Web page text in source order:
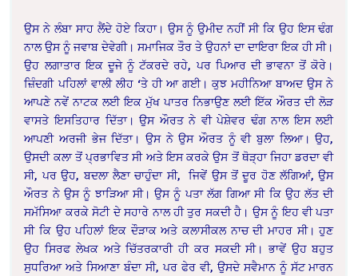
ਉਸ ਨੇ ਲੰਬਾ ਸਾਹ ਲੈਂਦੇ ਹੋਏ ਕਿਹਾ। ਉਸ ਨੂੰ ਉਮੀਦ ਨਹੀਂ ਸੀ ਕਿ ਉਹ ਇਸ ਢੰਗ
ਨਾਲ ਉਸ ਨੂੰ ਜਵਾਬ ਦੇਵੇਗੀ। ਸਮਾਜਿਕ ਤੌਰ ਤੇ ਉਹਨਾਂ ਦਾ ਦਾਇਰਾ ਇਕ ਹੀ ਸੀ।
ਉਹ ਲਗਾਤਾਰ ਇਕ ਦੂਜੇ ਨੂੰ ਟੱਕਰਦੇ ਰਹੇ, ਪਰ ਪਿਆਰ ਦੀ ਭਾਵਨਾ ਤੋਂ ਕੋਰੇ।
ਜ਼ਿੰਦਗੀ ਪਹਿਲਾਂ ਵਾਲੀ ਲੀਹ ‘ਤੇ ਹੀ ਆ ਗਈ। ਕੁਝ ਮਹੀਨਿਆ ਬਾਅਦ ਉਸ ਨੇ
ਆਪਣੇ ਨਵੇਂ ਨਾਟਕ ਲਈ ਇਕ ਮੁੱਖ ਪਾਤਰ ਨਿਭਾਉਣ ਲਈ ਇੱਕ ਔਰਤ ਦੀ ਲੋੜ
ਵਾਸਤੇ ਇਸਤਿਹਾਰ ਦਿੱਤਾ। ਉਸ ਔਰਤ ਨੇ ਵੀ ਪੇਸ਼ੇਵਰ ਢੰਗ ਨਾਲ ਇਸ ਲਈ
ਆਪਣੀ ਅਰਜੀ ਭੇਜ ਦਿੱਤਾ। ਉਸ ਨੇ ਉਸ ਔਰਤ ਨੂੰ ਵੀ ਬੁਲਾ ਲਿਆ। ਉਹ,
ਉਸਦੀ ਕਲਾ ਤੋਂ ਪ੍ਰਭਾਵਿਤ ਸੀ ਅਤੇ ਇਸ ਕਰਕੇ ਉਸ ਤੋਂ ਥੋੜ੍ਹਾ ਜਿਹਾ ਡਰਦਾ ਵੀ
ਸੀ, ਪਰ ਉਹ, ਬਦਲਾ ਲੈਣਾ ਚਾਹੁੰਦਾ ਸੀ, ਜਿਵੇਂ ਉਸ ਤੋਂ ਦੂਰ ਹੋਣ ਲੱਗਿਆਂ, ਉਸ
ਔਰਤ ਨੇ ਉਸ ਨੂੰ ਝਾੜਿਆ ਸੀ। ਉਸ ਨੂੰ ਪਤਾ ਲੱਗ ਗਿਆ ਸੀ ਕਿ ਉਹ ਲੱਤ ਦੀ
ਸਮੱਸਿਆ ਕਰਕੇ ਸੋਟੀ ਦੇ ਸਹਾਰੇ ਨਾਲ ਹੀ ਤੁਰ ਸਕਦੀ ਹੈ। ਉਸ ਨੂੰ ਇਹ ਵੀ ਪਤਾ
ਸੀ ਕਿ ਉਹ ਪਹਿਲਾਂ ਇਕ ਦੌੜਾਕ ਅਤੇ ਕਲਾਸੀਕਲ ਨਾਚ ਦੀ ਮਾਹਰ ਸੀ। ਹੁਣ
ਉਹ ਸਿਰਫ ਲੇਖਕ ਅਤੇ ਚਿੱਤਰਕਾਰੀ ਹੀ ਕਰ ਸਕਦੀ ਸੀ। ਭਾਵੇਂ ਉਹ ਬਹੁਤ
ਸੁਧਰਿਆ ਅਤੇ ਸਿਆਣਾ ਬੰਦਾ ਸੀ, ਪਰ ਫੇਰ ਵੀ, ਉਸਦੇ ਸਵੈਮਾਨ ਨੂੰ ਸੱਟ ਮਾਰਨ